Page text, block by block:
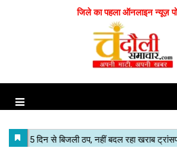
जिले का पहला ऑनलाइन न्यूज़